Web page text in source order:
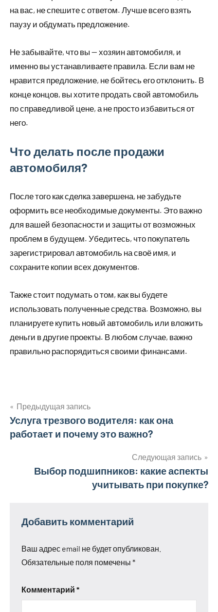
на вас, не спешите с ответом. Лучше всего взять
паузу и обдумать предложение.
Не забывайте, что вы — хозяин автомобиля, и
именно вы устанавливаете правила. Если вам не
нравится предложение, не бойтесь его отклонить. В
конце концов, вы хотите продать свой автомобиль
по справедливой цене, а не просто избавиться от
него.
Что делать после продажи
автомобиля?
После того как сделка завершена, не забудьте
оформить все необходимые документы. Это важно
для вашей безопасности и защиты от возможных
проблем в будущем. Убедитесь, что покупатель
зарегистрировал автомобиль на своё имя, и
сохраните копии всех документов.
Также стоит подумать о том, как вы будете
использовать полученные средства. Возможно, вы
планируете купить новый автомобиль или вложить
деньги в другие проекты. В любом случае, важно
правильно распорядиться своими финансами.
Навигация
по
Предыдущая запись
Услуга трезвого водителя: как она
работает и почему это важно?
Следующая запись
Выбор подшипников: какие аспекты
учитывать при покупке?
Добавить комментарий
Ваш адрес email не будет опубликован.
Обязательные поля помечены *
Комментарий *